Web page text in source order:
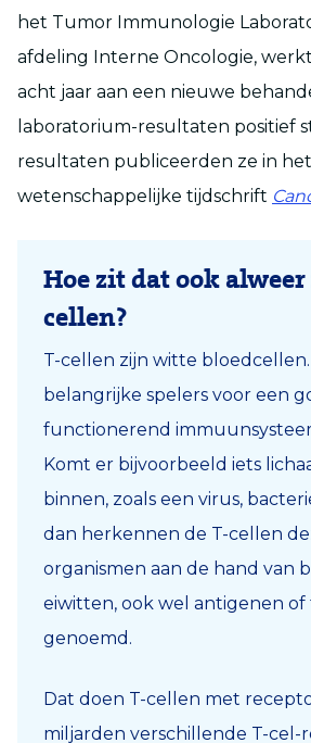
het Tumor Immunologie
afdeling Interne Oncologie,
acht jaar aan een nieuwe
laboratorium-resultaten positief
resultaten publiceerden ze in het
wetenschappelijke tijdschrift
Hoe zit dat ook alweer
cellen?
T-cellen zijn witte bloedcellen.
belangrijke spelers voor een
functionerend
Komt er bijvoorbeeld iets
binnen, zoals een virus,
dan herkennen de T-cellen
organismen aan de hand van
eiwitten, ook wel antigenen of
genoemd.
Dat doen T-cellen met
miljarden verschillende T-cel-